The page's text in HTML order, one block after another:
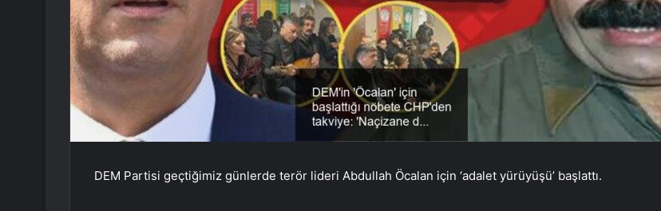
DEM Partisi geçtiğimiz günlerde terör lideri Abdullah Öcalan için ‘adalet yürüyüşü’ başlattı.